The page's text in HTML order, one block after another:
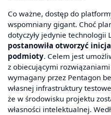
Co ważne, dostęp do
wspomniany gigant. Choć
dotyczyły jedynie technologii
postanowiła otworzyć
podmioty. Celem jest
z obiecującymi
wymagany przez Pentagon
własnej infrastruktury
że w środowisku projektu
własności intelektualnej.